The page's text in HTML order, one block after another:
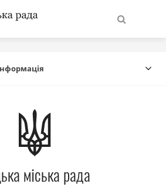
Про місто
Міська влада
Міська рада
міська рада